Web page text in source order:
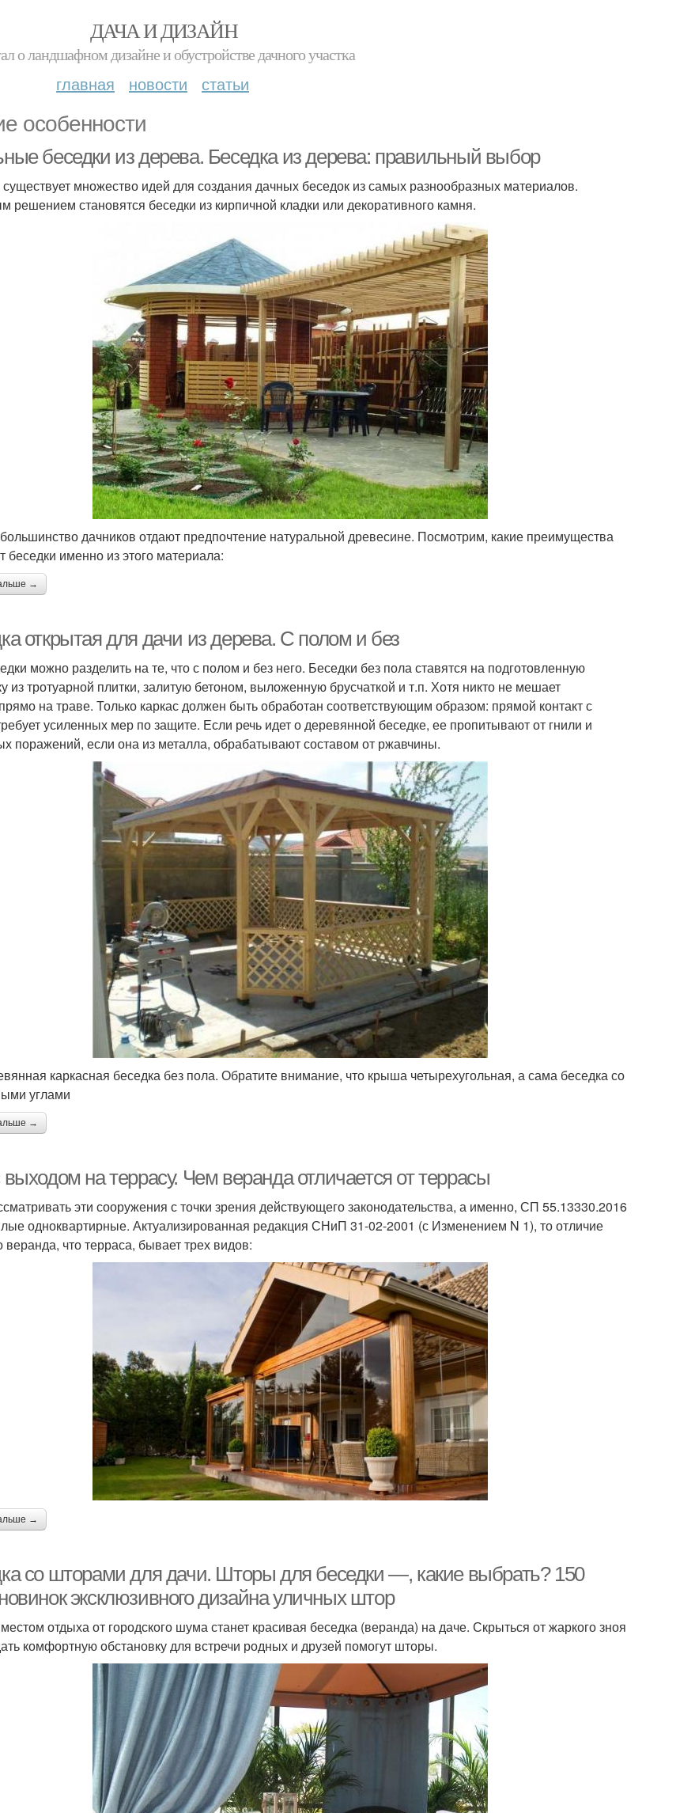
ДАЧА И ДИЗАЙН
о ландшафном дизайне и обустройстве дачного участка
главная новости статьи
особенности
беседки из дерева. Беседка из дерева: правильный выбор
множество идей для создания дачных беседок из самых разнообразных материалов.
решением становятся беседки из кирпичной кладки или декоративного камня.
дачников отдают предпочтение натуральной древесине. Посмотрим, какие преимущества
беседки именно из этого материала:
→
открытая для дачи из дерева. С полом и без
можно разделить на те, что с полом и без него. Беседки без пола ставятся на подготовленную
из тротуарной плитки, залитую бетоном, выложенную брусчаткой и т.п. Хотя никто не мешает
на траве. Только каркас должен быть обработан соответствующим образом: прямой контакт с
усиленных мер по защите. Если речь идет о деревянной беседке, ее пропитывают от гнили и
поражений, если она из металла, обрабатывают составом от ржавчины.
каркасная беседка без пола. Обратите внимание, что крыша четырехугольная, а сама беседка со
углами
→
на террасу. Чем веранда отличается от террасы
эти сооружения с точки зрения действующего законодательства, а именно, СП 55.13330.2016
одноквартирные. Актуализированная редакция СНиП 31-02-2001 (с Изменением N 1), то отличие
веранда, что терраса, бывает трех видов:
→
со шторами для дачи. Шторы для беседки —, какие выбрать? 150
эксклюзивного дизайна уличных штор
отдыха от городского шума станет красивая беседка (веранда) на даче. Скрыться от жаркого зноя
комфортную обстановку для встречи родных и друзей помогут шторы.